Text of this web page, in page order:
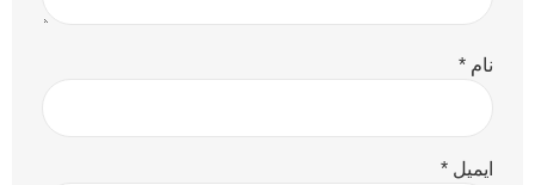
نام *
ایمیل *